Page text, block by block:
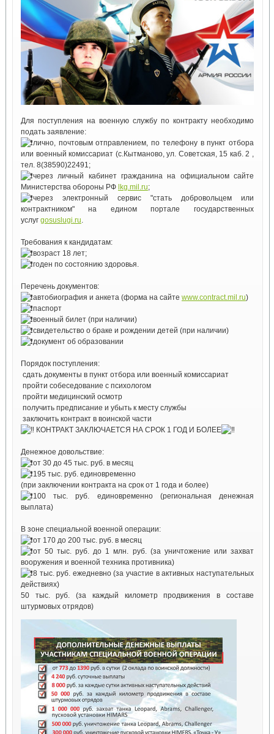
Для поступления на военную службу по контракту необходимо
подать заявление:
лично, почтовым отправлением, по телефону в пункт отбора
или военный комиссариат (с.Кытманово, ул. Советская, 15 каб. 2 ,
тел. 8(38590)22491;
через личный кабинет гражданина на официальном сайте
Министерства обороны РФ lkg.mil.ru;
через электронный сервис "стать добровольцем или
контрактником" на едином портале государственных
услуг gosuslugi.ru
Требования к кандидатам:
возраст 18 лет;
годен по состоянию здоровья.
Перечень документов:
автобиография и анкета (форма на сайте www.contract.mil.ru)
паспорт
военный билет (при наличии)
свидетельство о браке и рождении детей (при наличии)
документ об образовании
Порядок поступления:
сдать документы в пункт отбора или военный комиссариат
пройти собеседование с психологом
пройти медицинский осмотр
получить предписание и убыть к месту службы
заключить контракт в воинской части
КОНТРАКТ ЗАКЛЮЧАЕТСЯ НА СРОК 1 ГОД И БОЛЕЕ
Денежное довольствие:
от 30 до 45 тыс. руб. в месяц
195 тыс. руб. единовременно
(при заключении контракта на срок от 1 года и более)
100 тыс. руб. единовременно (региональная денежная
выплата)
В зоне специальной военной операции:
от 170 до 200 тыс. руб. в месяц
от 50 тыс. руб. до 1 млн. руб. (за уничтожение или захват
вооружения и военной техника противника)
8 тыс. руб. ежедневно (за участие в активных наступательных
действиях)
50 тыс. руб. (за каждый километр продвижения в составе
штурмовых отрядов)